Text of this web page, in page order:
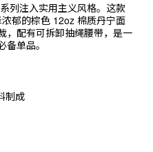
列注入实用主义风格。这款
郁的棕色 12oz 棉质丹宁面
，配有可拆卸抽绳腰带，是一
单品。
制成